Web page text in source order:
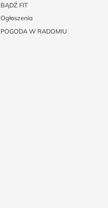
BĄDŹ FIT
Ogłoszenia
POGODA W RADOMIU